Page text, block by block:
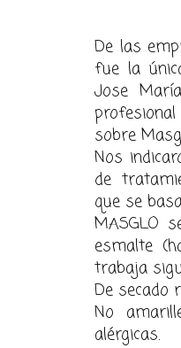
De las
fue la
Jose M
sobre
Nos
de
que se
MASGLO
esmalte
trabaja
De secado
No
alérgicas.